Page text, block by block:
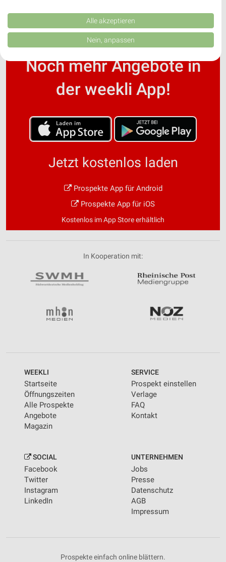
Noch mehr Angebote in
der weekli App!
Jetzt kostenlos laden
Prospekte App für Android
Prospekte App für iOS
Kostenlos im App Store erhältlich
In Kooperation mit:
WEEKLI
Startseite
Öffnungszeiten
Alle Prospekte
Angebote
Magazin
SERVICE
Prospekt einstellen
Verlage
FAQ
Kontakt
SOCIAL
Facebook
Twitter
Instagram
LinkedIn
UNTERNEHMEN
Jobs
Presse
Datenschutz
AGB
Impressum
Prospekte einfach online blättern.
Kombinationen von Daten aus verschiedenen Quellen. Entwicklung und
Verbesserung der Angebote. Verwendung reduzierter Daten zur Auswahl
von Inhalten.
Daten können außerhalb der Europäischen Union weitergegeben und in die
Website/App.
Wir nutzen Ihre Daten für folgende Zwecke:
Speichern von oder Zugriff auf Informationen
auf einem Endgerät
Werbeanzeigen
Verwendung von Profilen zur Auswahl
personalisierter Inhalte
Messung der Performance von Inhalten
Entwicklung und Verbesserung der Angebote
Verwendung reduzierter Daten zur Auswahl von
Inhalten
IAB-Besonderheiten:
Geräte anhand von aktiv angeforderten
Nicht-IAB-Verarbeitungszwecke:
Notwendig
Alle akzeptieren
Nein, anpassen